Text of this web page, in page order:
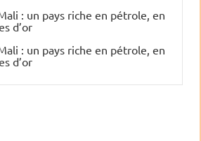
: un pays riche en pétrole, en
d’or
: un pays riche en pétrole, en
d’or